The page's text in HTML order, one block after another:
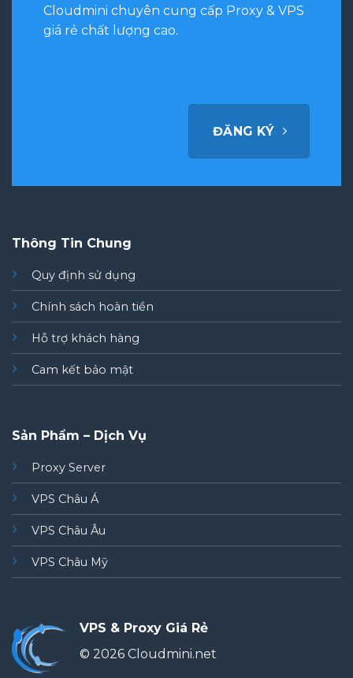
Cloudmini chuyên cung cấp Proxy & VPS
giá rẻ chất lượng cao.
ĐĂNG KÝ
Thông Tin Chung
Quy định sử dụng
Chính sách hoàn tiền
Hỗ trợ khách hàng
Cam kết bảo mật
Sản Phẩm – Dịch Vụ
Proxy Server
VPS Châu Á
VPS Châu Âu
VPS Châu Mỹ
VPS & Proxy Giá Rẻ
© 2026 Cloudmini.net